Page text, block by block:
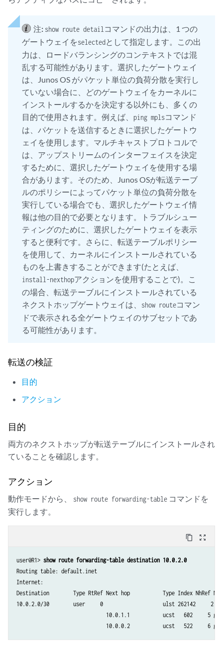
                Source: 10.0.1.1
                Next hop: 10.0.1.1 via ge-1/2/0.0, selected
                State: <NotBest Ext>
Inactive reason: Not Best in its group - Active
                Local AS: 64500 Peer AS: 64501
                Age: 3:18:30
                Task: BGP_64501.10.0.1.1+53135
                AS path: 64501 I
                Accepted
                Localpref: 100
                Router ID: 192.168.3.1
注: show route detail コマンドの出力は、1 つの
ゲートウェイをselectedとして指定します。この出
力は、ロードバランシングのコンテキストでは混
乱する可能性があります。選択したゲートウェイ
は、Junos OS がパケット単位の負荷分散を実行し
ていない場合に、どのゲートウェイをカーネルに
インストールするかを決定する以外にも、多くの
目的で使用されます。例えば、 ping mplsコマンド
は、パケットを送信するときに選択したゲートウ
ェイを使用します。マルチキャストプロトコルで
は、アップストリームのインターフェイスを決定
するために、選択したゲートウェイを使用する場
合があります。そのため、Junos OSが転送テーブ
ルのポリシーによってパケット単位の負荷分散を
実行している場合でも、選択したゲートウェイ情
報は他の目的で必要となります。トラブルシュー
ティングのために、選択したゲートウェイを表示
すると便利です。さらに、転送テーブルポリシー
を使用して、カーネルにインストールされている
ものを上書きすることができます(たとえば、
install-nexthopアクションを使用することで)。こ
の場合、転送テーブルにインストールされている
ネクストホップゲートウェイは、
show routeコマン
ドで表示される全ゲートウェイのサブセットであ
る可能性があります。
転送の検証
目的
アクション
目的
両方のネクストホップが転送テーブルにインストールされ
ていることを確認します。
アクション
動作モードから、 show route forwarding-table コマンドを
実行します。
content_copy zoom_out_map
user@R1> show route forwarding-table destination 10.0.2.0
Routing table: default.inet
Internet:
Destination        Type RtRef Next hop           Type Index NhRef
10.0.2.0/30        user     0                    ulst 262142     2
10.0.1.1           ucst   602     5
10.0.0.2           ucst   522     6